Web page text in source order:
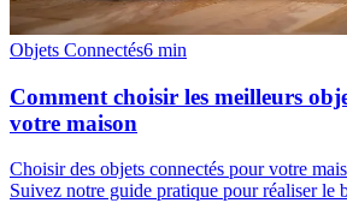
Objets Connectés6 min
Comment choisir les meilleurs
votre maison
Choisir des objets connectés pour votre
Suivez notre guide pratique pour réaliser le